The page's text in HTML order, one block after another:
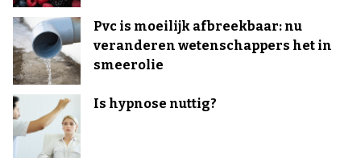
Pvc is moeilijk afbreekbaar: nu
veranderen wetenschappers het in
smeerolie
Is hypnose nuttig?